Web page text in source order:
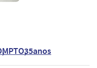
MPTO35anos